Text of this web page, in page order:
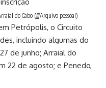
do Cabo (///Arquivo pessoal)
Petrópolis, o Circuito
incluindo algumas do
de junho; Arraial do
22 de agosto; e Penedo,